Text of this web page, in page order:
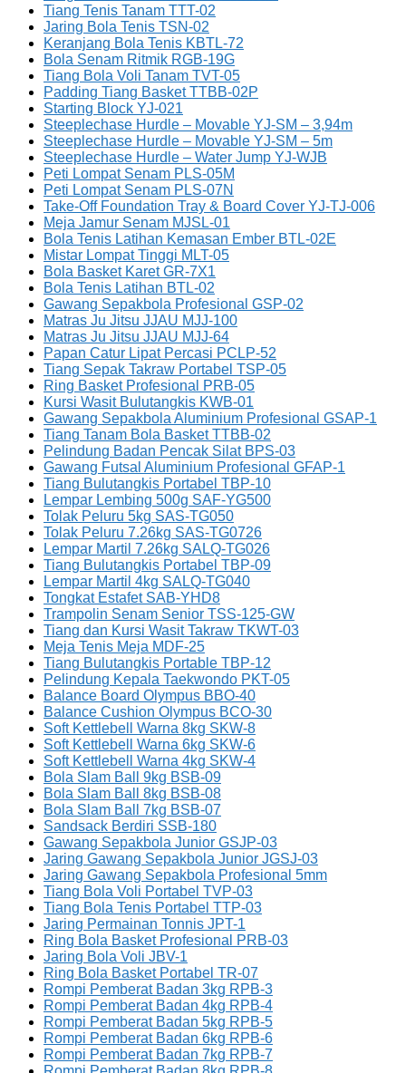
Tiang Tenis Tanam TTT-02
Jaring Bola Tenis TSN-02
Keranjang Bola Tenis KBTL-72
Bola Senam Ritmik RGB-19G
Tiang Bola Voli Tanam TVT-05
Padding Tiang Basket TTBB-02P
Starting Block YJ-021
Steeplechase Hurdle – Movable YJ-SM – 3,94m
Steeplechase Hurdle – Movable YJ-SM – 5m
Steeplechase Hurdle – Water Jump YJ-WJB
Peti Lompat Senam PLS-05M
Peti Lompat Senam PLS-07N
Take-Off Foundation Tray & Board Cover YJ-TJ-006
Meja Jamur Senam MJSL-01
Bola Tenis Latihan Kemasan Ember BTL-02E
Mistar Lompat Tinggi MLT-05
Bola Basket Karet GR-7X1
Bola Tenis Latihan BTL-02
Gawang Sepakbola Profesional GSP-02
Matras Ju Jitsu JJAU MJJ-100
Matras Ju Jitsu JJAU MJJ-64
Papan Catur Lipat Percasi PCLP-52
Tiang Sepak Takraw Portabel TSP-05
Ring Basket Profesional PRB-05
Kursi Wasit Bulutangkis KWB-01
Gawang Sepakbola Aluminium Profesional GSAP-1
Tiang Tanam Bola Basket TTBB-02
Pelindung Badan Pencak Silat BPS-03
Gawang Futsal Aluminium Profesional GFAP-1
Tiang Bulutangkis Portabel TBP-10
Lempar Lembing 500g SAF-YG500
Tolak Peluru 5kg SAS-TG050
Tolak Peluru 7.26kg SAS-TG0726
Lempar Martil 7.26kg SALQ-TG026
Tiang Bulutangkis Portabel TBP-09
Lempar Martil 4kg SALQ-TG040
Tongkat Estafet SAB-YHD8
Trampolin Senam Senior TSS-125-GW
Tiang dan Kursi Wasit Takraw TKWT-03
Meja Tenis Meja MDF-25
Tiang Bulutangkis Portable TBP-12
Pelindung Kepala Taekwondo PKT-05
Balance Board Olympus BBO-40
Balance Cushion Olympus BCO-30
Soft Kettlebell Warna 8kg SKW-8
Soft Kettlebell Warna 6kg SKW-6
Soft Kettlebell Warna 4kg SKW-4
Bola Slam Ball 9kg BSB-09
Bola Slam Ball 8kg BSB-08
Bola Slam Ball 7kg BSB-07
Sandsack Berdiri SSB-180
Gawang Sepakbola Junior GSJP-03
Jaring Gawang Sepakbola Junior JGSJ-03
Jaring Gawang Sepakbola Profesional 5mm
Tiang Bola Voli Portabel TVP-03
Tiang Bola Tenis Portabel TTP-03
Jaring Permainan Tonnis JPT-1
Ring Bola Basket Profesional PRB-03
Jaring Bola Voli JBV-1
Ring Bola Basket Portabel TR-07
Rompi Pemberat Badan 3kg RPB-3
Rompi Pemberat Badan 4kg RPB-4
Rompi Pemberat Badan 5kg RPB-5
Rompi Pemberat Badan 6kg RPB-6
Rompi Pemberat Badan 7kg RPB-7